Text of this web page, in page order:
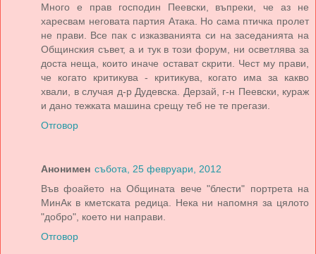
Много е прав господин Пеевски, въпреки, че аз не
харесвам неговата партия Атака. Но сама птичка пролет
не прави. Все пак с изказванията си на заседанията на
Общинския съвет, а и тук в този форум, ни осветлява за
доста неща, които иначе остават скрити. Чест му прави,
че когато критикува - критикува, когато има за какво
хвали, в случая д-р Дудевска. Дерзай, г-н Пеевски, кураж
и дано тежката машина срещу теб не те прегази.
Отговор
Анонимен събота, 25 февруари, 2012
Във фоайето на Общината вече "блести" портрета на
МинАк в кметската редица. Нека ни напомня за цялото
"добро", което ни направи.
Отговор